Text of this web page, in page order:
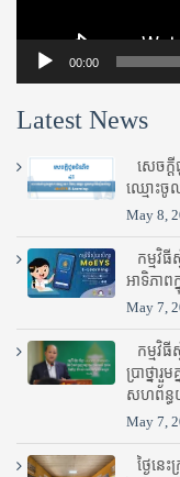
00:00
Latest News
សេចក្
ឈ្មោះ​ចូល​
May 8,
កម្មវិ
អាទិភាព
May 7,
កម្មវិ
ប្រាថ្ន
សហព័ន្ធ
May 7,
ថ្ងៃនេ